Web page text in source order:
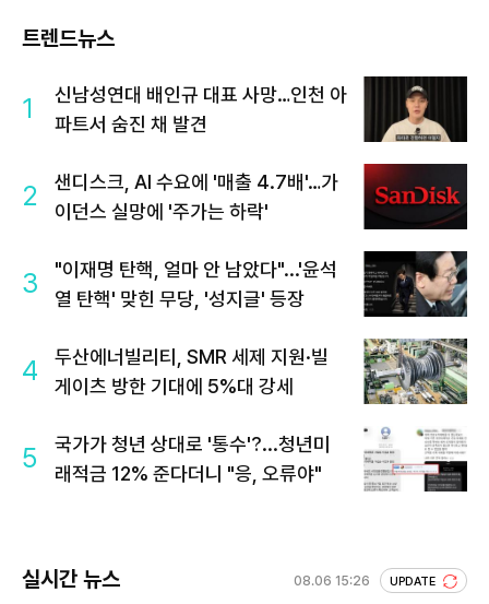
트렌드뉴스
1
신남성연대 배인규 대표 사망…인천 아
파트서 숨진 채 발견
2
샌디스크, AI 수요에 '매출 4.7배'…가
이던스 실망에 '주가는 하락'
3
"이재명 탄핵, 얼마 안 남았다"...'윤석
열 탄핵' 맞힌 무당, '성지글' 등장
4
두산에너빌리티, SMR 세제 지원·빌
게이츠 방한 기대에 5%대 강세
5
국가가 청년 상대로 '통수'?...청년미
래적금 12% 준다더니 "응, 오류야"
실시간 뉴스 08.06 15:26 UPDATE